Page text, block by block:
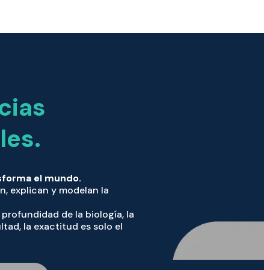
el mundo.
explican y modelan la
de la biología, la
la exactitud es solo el